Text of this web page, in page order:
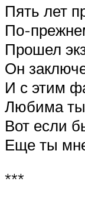
Пять лет
По-
Прошел
Он
И с этим
Любима ты
Вот если
Еще ты
***